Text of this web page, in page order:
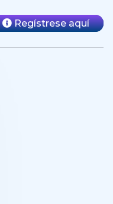
Regístrese aquí